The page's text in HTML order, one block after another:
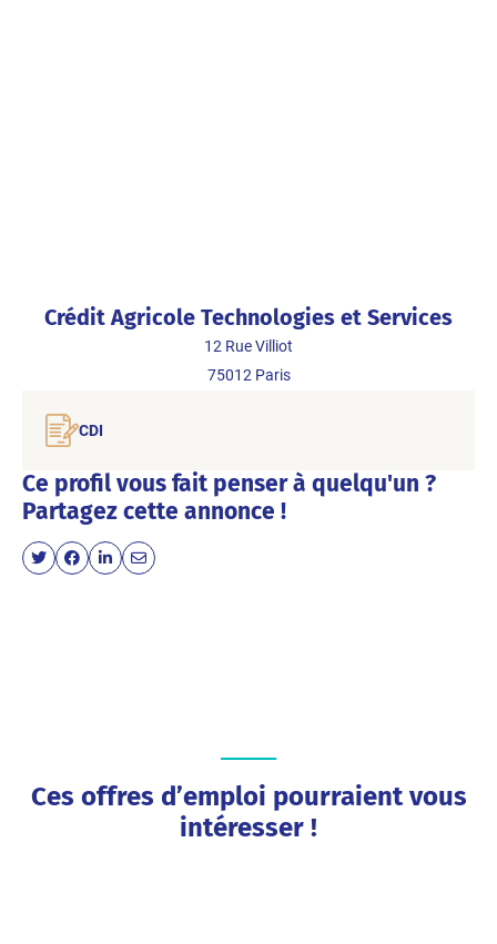
Crédit Agricole Technologies et Services
12 Rue Villiot
75012 Paris
CDI
Ce profil vous fait penser à quelqu'un ?
Partagez cette annonce !
Ces offres d’emploi pourraient vous
intéresser !